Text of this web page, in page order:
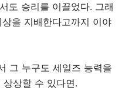
도 승리를 이끌었다. 그래
을 지배한다고까지 이야
그 누구도 세일즈 능력을
상할 수 있다면.